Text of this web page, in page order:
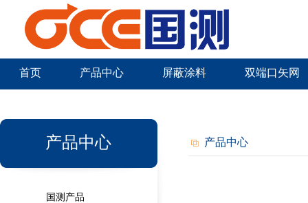
首页 产品中心 屏蔽涂料 双端口矢网
产品中心
国测产品
产品中心